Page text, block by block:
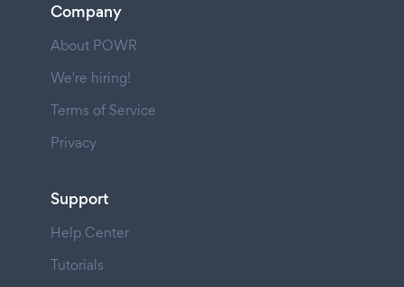
Company
About POWR
We're hiring!
Terms of Service
Privacy
Support
Help Center
Tutorials